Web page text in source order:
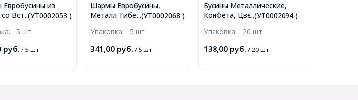
...(УТ0002053 )
из
Вставкой из
Страз, Рондель,
4.5мм,
5 шт
руб. / 5 шт
...(УТ0002068 )
Шармы Евробусины,
Металл Тибетского Стиля,
Серебро, Размер:
(УТ0002068)
Упаковка: 5 шт
341,00 руб. / 5 шт
...(УТ0002094 )
Бусины Металлические,
Конфета, Цвет: Античное
Отв-тие 1мм, (УТ0002094)
Упаковка: 20 шт
138,00 руб. / 20 шт